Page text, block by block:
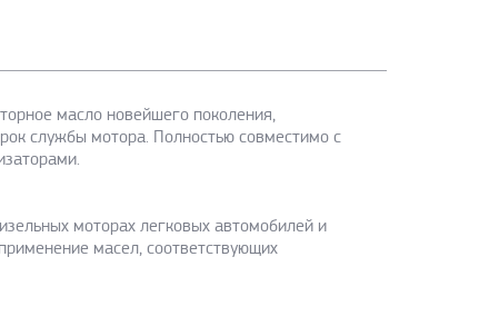
масло новейшего поколения,
службы мотора. Полностью совместимо с
моторах легковых автомобилей и
масел, соответствующих